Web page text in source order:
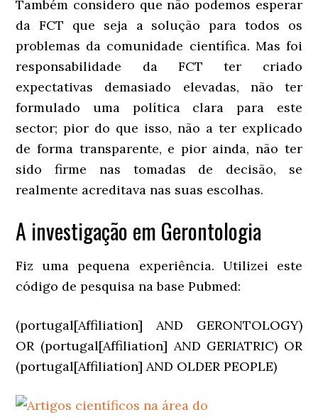
Também considero que não podemos esperar
da FCT que seja a solução para todos os
problemas da comunidade científica. Mas foi
responsabilidade da FCT ter criado
expectativas demasiado elevadas, não ter
formulado uma política clara para este
sector; pior do que isso, não a ter explicado
de forma transparente, e pior ainda, não ter
sido firme nas tomadas de decisão, se
realmente acreditava nas suas escolhas.
A investigação em Gerontologia
Fiz uma pequena experiência. Utilizei este
código de pesquisa na base Pubmed:
(portugal[Affiliation] AND GERONTOLOGY)
OR (portugal[Affiliation] AND GERIATRIC) OR
(portugal[Affiliation] AND OLDER PEOPLE)